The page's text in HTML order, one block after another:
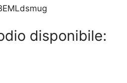
disponibile: